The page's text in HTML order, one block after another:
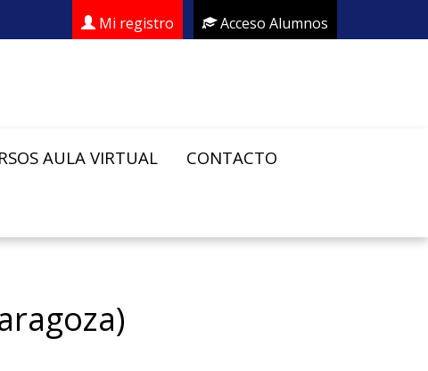
Acceso Alumnos
Mi registro
AULA VIRTUAL CONTACTO